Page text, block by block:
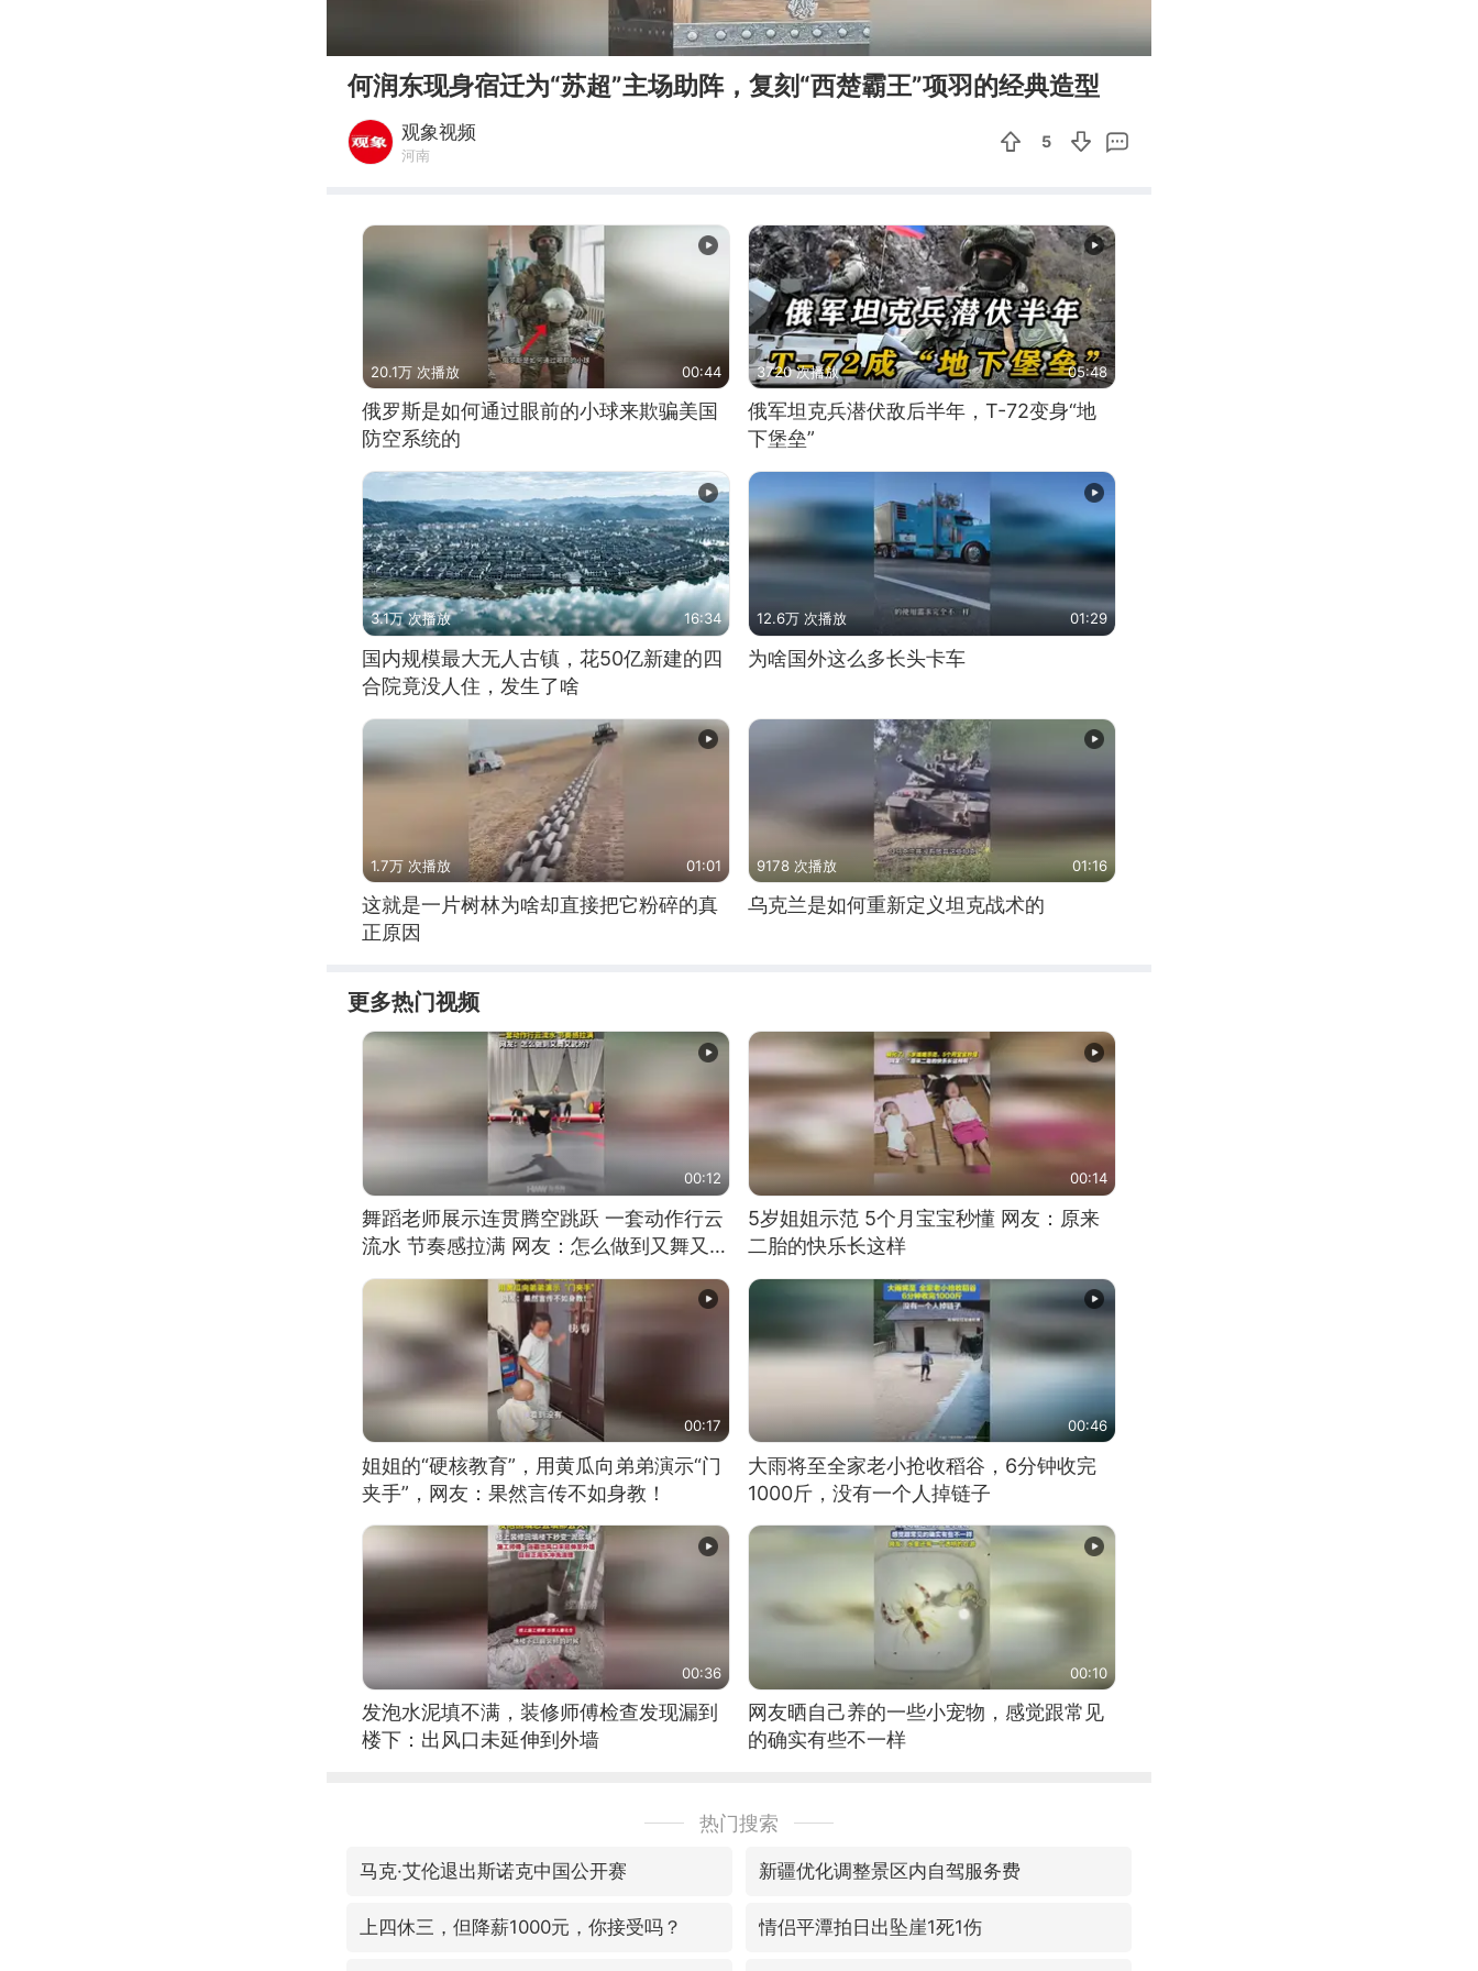
00:11
何润东现身宿迁为“苏超”主场助阵，复刻“西楚霸王”项羽的经典造型
观象视频
河南
5
20.1万 次播放 00:44
俄罗斯是如何通过眼前的小球来欺骗美国
防空系统的
3720 次播放 05:48
俄军坦克兵潜伏敌后半年，T-72变身“地
下堡垒”
3.1万 次播放 16:34
国内规模最大无人古镇，花50亿新建的四
合院竟没人住，发生了啥
12.6万 次播放 01:29
为啥国外这么多长头卡车
1.7万 次播放 01:01
这就是一片树林为啥却直接把它粉碎的真
正原因
9178 次播放 01:16
乌克兰是如何重新定义坦克战术的
更多热门视频
00:12
舞蹈老师展示连贯腾空跳跃 一套动作行云
流水 节奏感拉满 网友：怎么做到又舞又武
00:14
5岁姐姐示范 5个月宝宝秒懂 网友：原来
二胎的快乐长这样
00:17
姐姐的“硬核教育”，用黄瓜向弟弟演示“门
夹手”，网友：果然言传不如身教！
00:46
大雨将至全家老小抢收稻谷，6分钟收完
1000斤，没有一个人掉链子
00:36
发泡水泥填不满，装修师傅检查发现漏到
楼下：出风口未延伸到外墙
00:10
网友晒自己养的一些小宠物，感觉跟常见
的确实有些不一样
热门搜索
马克·艾伦退出斯诺克中国公开赛 新疆优化调整景区内自驾服务费
上四休三，但降薪1000元，你接受吗？ 情侣平潭拍日出坠崖1死1伤